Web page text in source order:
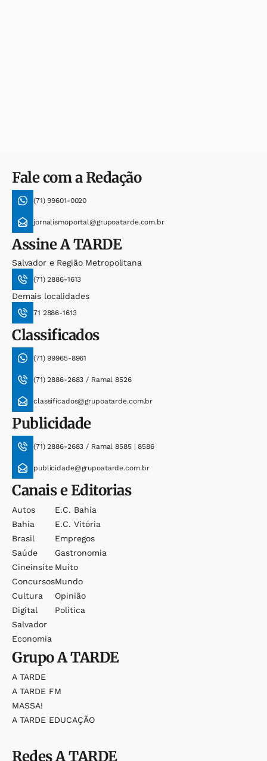
Fale com a Redação
(71) 99601-0020
jornalismoportal@grupoatarde.com.br
AssineA TARDE
Salvador e Região Metropolitana
(71) 2886-1613
Demais localidades
71 2886-1613
Classificados
(71) 99965-8961
(71) 2886-2683 / Ramal 8526
classificados@grupoatarde.com.br
Publicidade
(71) 2886-2683 / Ramal 8585 | 8586
publicidade@grupoatarde.com.br
Canais e Editorias
Autos
Bahia
Brasil
Saúde
Cineinsite
Concursos
Cultura
Digital
Salvador
Economia
E.c. Bahia
E.c. Vitória
Empregos
Gastronomia
Muito
Mundo
Opinião
Política
GrupoA TARDE
A TARDE
A TARDE FM
MASSA!
A TARDE EDUCAÇÃO
RedesA TARDE